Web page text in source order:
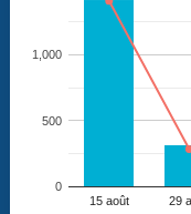
15 août 29
0
500
1,000